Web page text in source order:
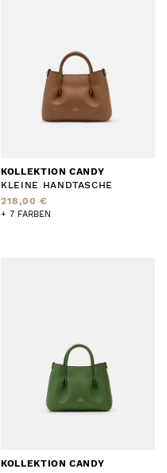
KOLLEKTION CANDY
KLEINE HANDTASCHE
218,00 €
+ 7 FARBEN
KOLLEKTION CANDY